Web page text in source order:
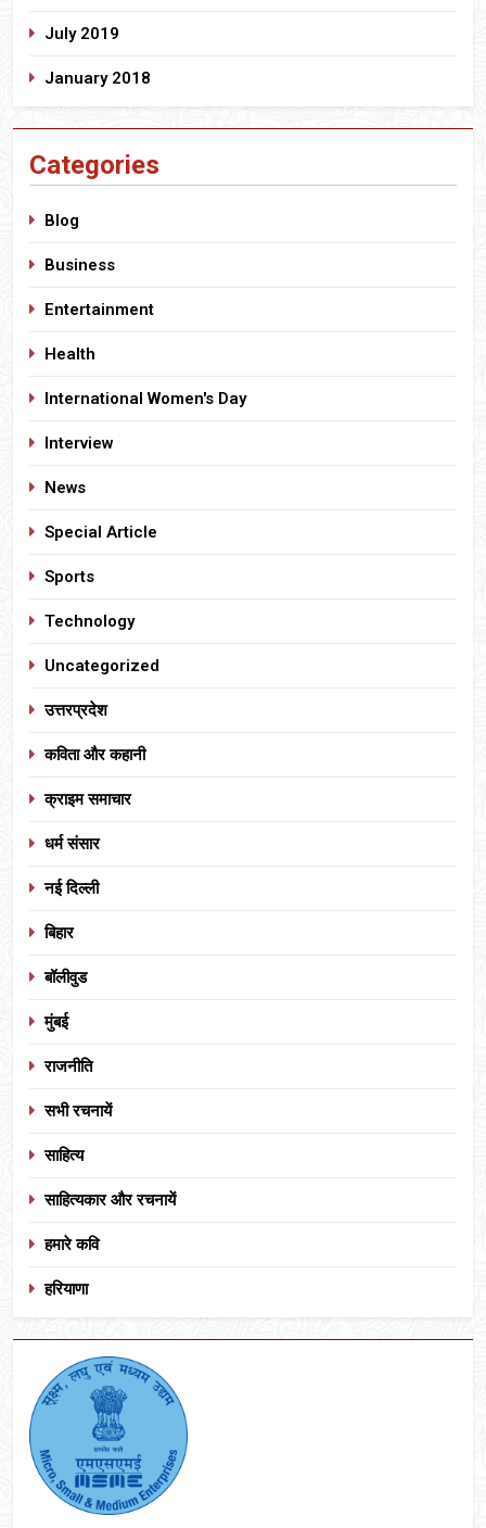
July 2019
January 2018
Categories
Blog
Business
Entertainment
Health
International Women's Day
Interview
News
Special Article
Sports
Technology
Uncategorized
उत्तरप्रदेश
कविता और कहानी
क्राइम समाचार
धर्म संसार
नई दिल्ली
बिहार
बॉलीवुड
मुंबई
राजनीति
सभी रचनायें
साहित्य
साहित्यकार और रचनायें
हमारे कवि
हरियाणा